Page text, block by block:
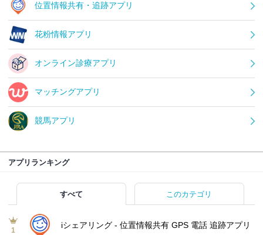
位置情報共有・追跡アプリ
花粉情報アプリ
オンライン診療アプリ
マッチングアプリ
競馬アプリ
アプリランキング
すべて このカテゴリ
1
iシェアリング - 位置情報共有 GPS 電話 追跡アプリ